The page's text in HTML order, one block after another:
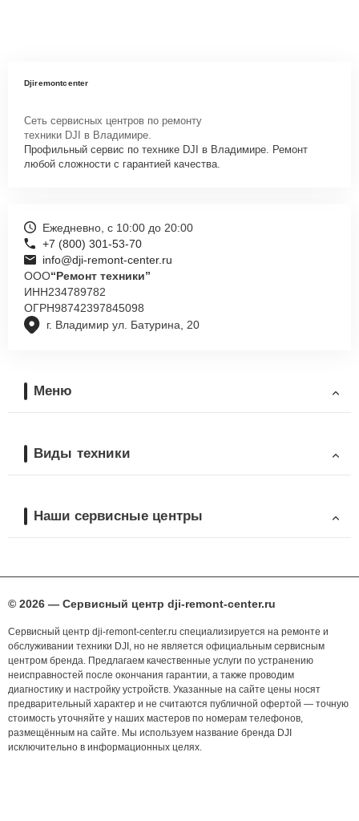
Djiremontcenter
Сеть сервисных центров по ремонту
техники DJI в Владимире.
Профильный сервис по технике DJI в Владимире. Ремонт
любой сложности с гарантией качества.
г. Владимир ул. Батурина, 20
Ежедневно, с 10:00 до 20:00
+7 (800) 301-53-70
info@dji-remont-center.ru
ООО“Ремонт техники”
ИНН234789782
ОГРН98742397845098
Меню
Виды техники
Наши сервисные центры
© 2026 — Сервисный центр dji-remont-center.ru
Сервисный центр dji-remont-center.ru специализируется на ремонте и
обслуживании техники DJI, но не является официальным сервисным
центром бренда. Предлагаем качественные услуги по устранению
неисправностей после окончания гарантии, а также проводим
диагностику и настройку устройств. Указанные на сайте цены носят
предварительный характер и не считаются публичной офертой — точную
стоимость уточняйте у наших мастеров по номерам телефонов,
размещённым на сайте. Мы используем название бренда DJI
исключительно в информационных целях.